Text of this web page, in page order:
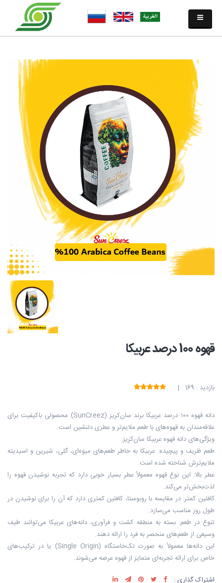
قهوه 100 درصد عربیکا
بازدید : 169 |
دانه قهوه ۱۰۰ درصد عربیکا برند سان‌کرِیز (SunCreez) محصولی باکیفیت برای
علاقه‌مندان به قهوه‌های با طعم ملایم‌تر و عطری دلنشین است.
ویژگی‌های دانه قهوه عربیکا سان‌کرِیز:
طعم ظریف و پیچیده: عربیکا به خاطر طعم‌های میوه‌ای، گلی، شیرین و اسیدیته
ملایم‌ترش شناخته شده است.
عطر بالا: این نوع قهوه معمولاً عطر بسیار خوبی دارد که تجربه نوشیدن قهوه را
لذت‌بخش‌تر می‌کند.
کافئین کمتر: در مقایسه با روبوستا، کافئین کمتری دارد که آن را برای نوشیدن در
طول روز مناسب می‌سازد.
تنوع در طعم: بسته به منطقه کشت و فرآوری، دانه‌های عربیکا می‌توانند طیف
وسیعی از طعم‌های منحصر به فرد را ارائه دهند.
این دانه‌ها معمولاً به صورت تک‌خاستگاه (Single Origin) یا در ترکیب‌های
خاص برای ارائه تجربه‌ای متمایز از قهوه عرضه می‌شوند.
اشتراک گذاری :